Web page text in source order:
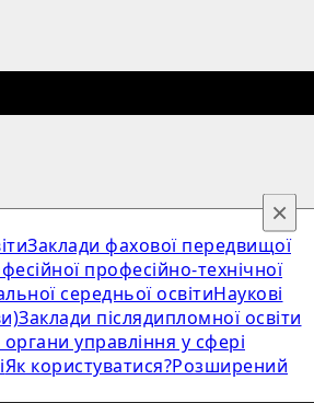
Заклади фахової передвищої
професійно-технічної
середньої освітиНаукові
Заклади післядипломної освіти
органи управління у сфері
Як користуватися?Розширений
×